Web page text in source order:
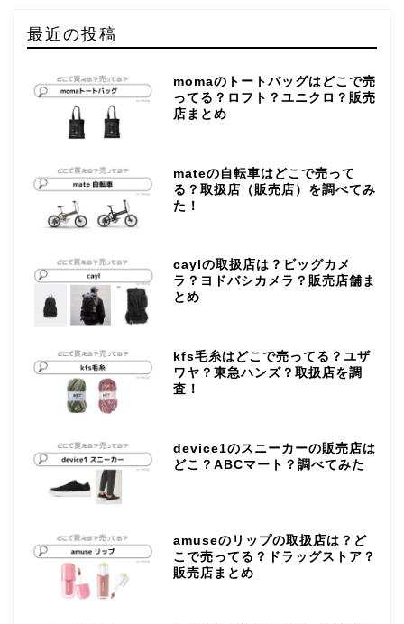
最近の投稿
momaのトートバッグはどこで売
ってる？ロフト？ユニクロ？販売
店まとめ
mateの自転車はどこで売って
る？取扱店（販売店）を調べてみ
た！
caylの取扱店は？ビッグカメ
ラ？ヨドバシカメラ？販売店舗ま
とめ
kfs毛糸はどこで売ってる？ユザ
ワヤ？東急ハンズ？取扱店を調
査！
device1のスニーカーの販売店は
どこ？ABCマート？調べてみた
amuseのリップの取扱店は？ど
こで売ってる？ドラッグストア？
販売店まとめ